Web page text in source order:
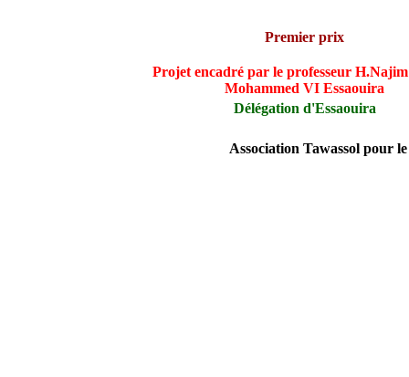
Premier prix
Projet encadré par le professeur
Mohammed VI Essaouira
Délégation d'Essaouira
Association Tawassol pour